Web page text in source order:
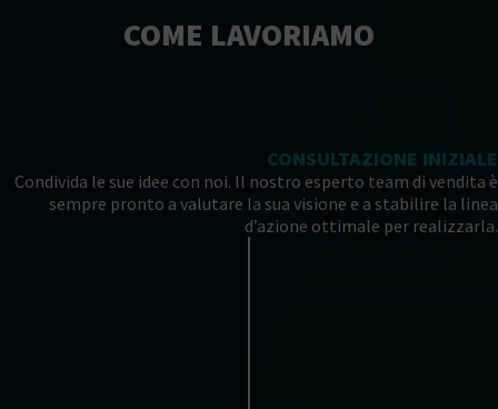
COME LAVORIAMO
CONSULTAZIONE INIZIALE
Condivida le sue idee con noi. Il nostro esperto team di vendita è
sempre pronto a valutare la sua visione e a stabilire la linea
d’azione ottimale per realizzarla.